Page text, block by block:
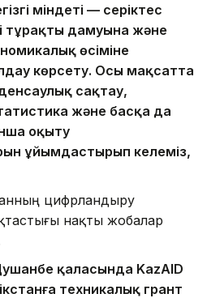
міндеті — серіктес
тұрақты дамуына және
өсіміне
көрсету. Осы мақсатта
сақтау,
және басқа да
оқыту
ұйымдастырып келеміз,
цифрландыру
нақты жобалар
қаласында KazAID
техникалық грант